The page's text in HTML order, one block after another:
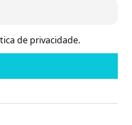
de privacidade.